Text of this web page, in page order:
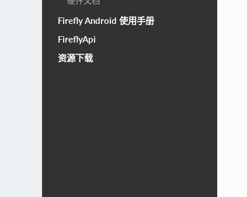
Firefly Android 使用手册
FireflyApi
资源下载